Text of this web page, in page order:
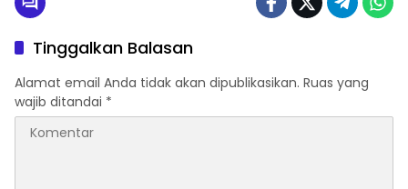
Tinggalkan Balasan
Alamat email Anda tidak akan dipublikasikan. Ruas yang
wajib ditandai *